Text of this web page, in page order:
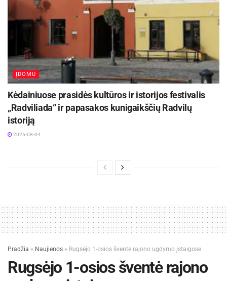
ĮDOMU
Kėdainiuose prasidės kultūros ir istorijos festivalis
„Radviliada“ ir papasakos kunigaikščių Radvilų
istoriją
2026-08-04
Pradžia » Naujienos » Rugsėjo 1-osios šventė rajono ugdymo įstaigose
Rugsėjo 1-osios šventė rajono